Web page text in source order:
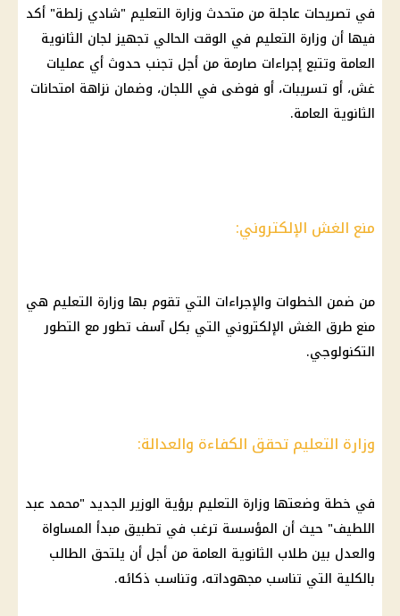
في تصريحات عاجلة من متحدث وزارة التعليم "شادي زلطة" أكد
فيها أن وزارة التعليم في الوقت الحالي تجهيز لجان الثانوية
العامة وتتبع إجراءات صارمة من أجل تجنب حدوث أي عمليات
غش، أو تسريبات، أو فوضى في اللجان، وضمان نزاهة امتحانات
الثانوية العامة.
منع الغش الإلكتروني:
من ضمن الخطوات والإجراءات التي تقوم بها وزارة التعليم هي
منع طرق الغش الإلكتروني التي بكل آسف تطور مع التطور
التكنولوجي.
وزارة التعليم تحقق الكفاءة والعدالة:
في خطة وضعتها وزارة التعليم برؤية الوزير الجديد "محمد عبد
اللطيف" حيث أن المؤسسة ترغب في تطبيق مبدأ المساواة
والعدل بين طلاب الثانوية العامة من أجل أن يلتحق الطالب
بالكلية التي تناسب مجهوداته، وتناسب ذكائه.